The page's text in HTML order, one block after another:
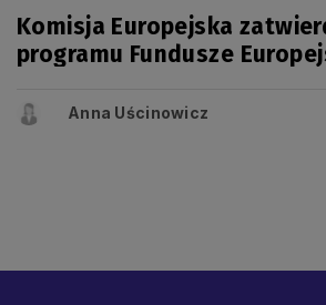
Komisja Europejska
programu Fundusze
Anna Uścinowicz